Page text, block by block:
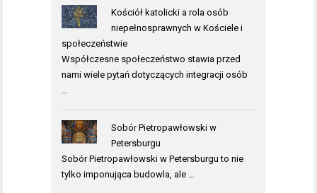
Kościół katolicki a rola osób
niepełnosprawnych w Kościele i
społeczeństwie
Współczesne społeczeństwo stawia przed
nami wiele pytań dotyczących integracji osób
Sobór Pietropawłowski w
Petersburgu
Sobór Pietropawłowski w Petersburgu to nie
tylko imponująca budowla, ale …